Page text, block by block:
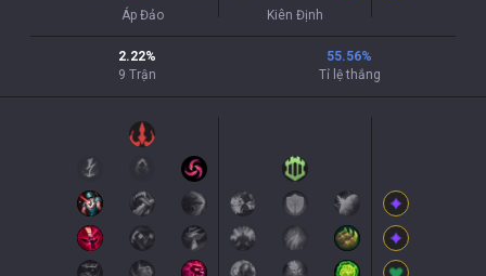
Áp Đảo Kiên Định
2.22%
9 Trận
55.56%
Tỉ lệ thắng